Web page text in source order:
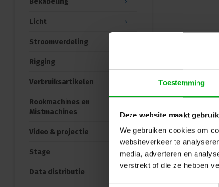
Toestemming
Deze website maakt
We gebruiken cookies om
websiteverkeer te
media, adverteren en
verstrekt of die ze hebben
Licht
Stroomverdeling
Rigging
Verbruiksartikelen
Rookmachines en
Mistmachines
Video & projectie
Stage
Data distributie
no-